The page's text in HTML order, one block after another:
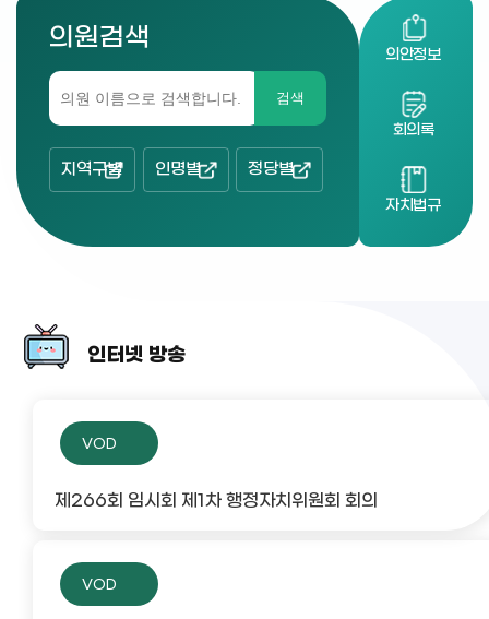
의원검색
검색
지역구별 인명별 정당별
의안정보
회의록
자치법규
인터넷 방송
VOD
제266회 임시회 제1차 행정자치위원회 회의
VOD